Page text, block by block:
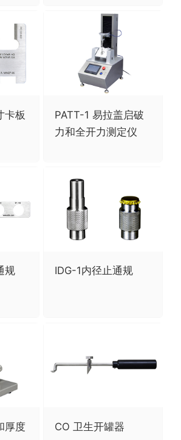
卡板
PATT-1 易拉盖启破
力和全开力测定仪
规 IDG-1内径止通规
厚度
CO 卫生开罐器